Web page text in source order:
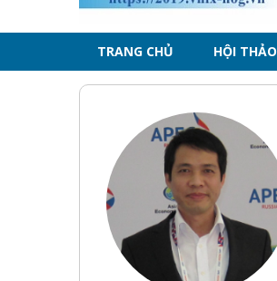
TRANG CHỦ HỘI THẢO